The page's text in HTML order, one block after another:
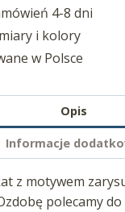
4-8 dni
i kolory
w Polsce
Opis
Informacje
z motywem
polecamy